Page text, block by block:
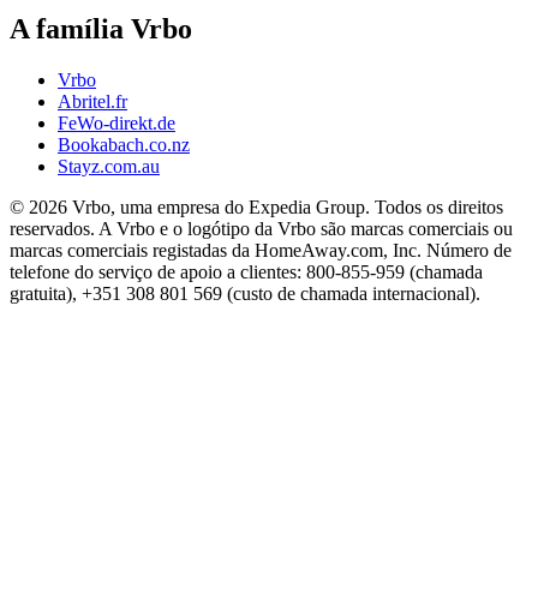
A família Vrbo
Vrbo
Abritel.fr
FeWo-direkt.de
Bookabach.co.nz
Stayz.com.au
© 2026 Vrbo, uma empresa do Expedia Group. Todos os direitos
reservados. A Vrbo e o logótipo da Vrbo são marcas comerciais ou
marcas comerciais registadas da HomeAway.com, Inc. Número de
telefone do serviço de apoio a clientes: 800-855-959 (chamada
gratuita), +351 308 801 569 (custo de chamada internacional).